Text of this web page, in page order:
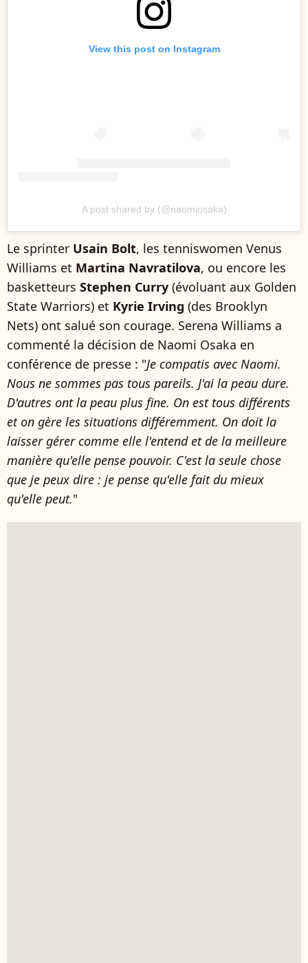
View this post on Instagram
A post shared by (@naomiosaka)
Le sprinter Usain Bolt, les tenniswomen Venus
Williams et Martina Navratilova, ou encore les
basketteurs Stephen Curry (évoluant aux Golden
State Warriors) et Kyrie Irving (des Brooklyn
Nets) ont salué son courage. Serena Williams a
commenté la décision de Naomi Osaka en
conférence de presse : "Je compatis avec Naomi.
Nous ne sommes pas tous pareils. J'ai la peau dure.
D'autres ont la peau plus fine. On est tous différents
et on gère les situations différemment. On doit la
laisser gérer comme elle l'entend et de la meilleure
manière qu'elle pense pouvoir. C'est la seule chose
que je peux dire : je pense qu'elle fait du mieux
qu'elle peut."